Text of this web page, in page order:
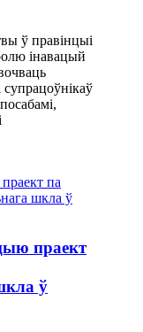
ў правінцыі
інавацый
праект
ў